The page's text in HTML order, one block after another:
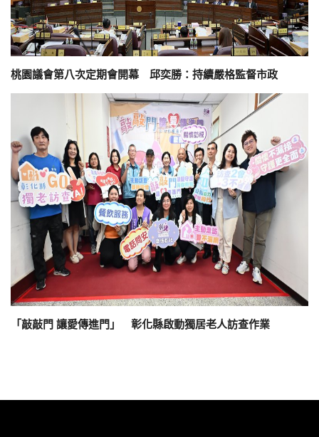
桃園議會第八次定期會開幕 邱奕勝：持續嚴格監督市政
「敲敲門 讓愛傳進門」 彰化縣啟動獨居老人訪查作業